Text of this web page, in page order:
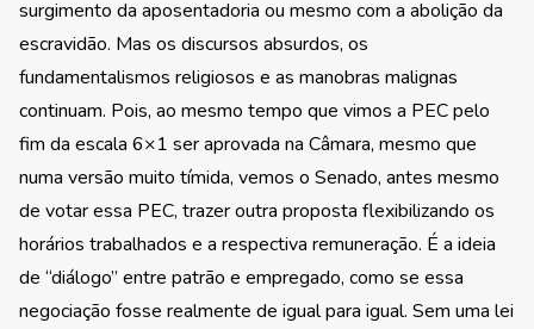
surgimento da aposentadoria ou mesmo com a abolição da
escravidão. Mas os discursos absurdos, os
fundamentalismos religiosos e as manobras malignas
continuam. Pois, ao mesmo tempo que vimos a PEC pelo
fim da escala 6×1 ser aprovada na Câmara, mesmo que
numa versão muito tímida, vemos o Senado, antes mesmo
de votar essa PEC, trazer outra proposta flexibilizando os
horários trabalhados e a respectiva remuneração. É a ideia
de “diálogo” entre patrão e empregado, como se essa
negociação fosse realmente de igual para igual. Sem uma lei